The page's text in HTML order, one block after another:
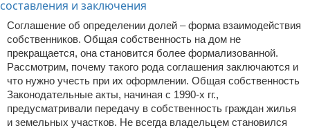
Соглашение об определении долей – форма взаимодействия
собственников. Общая собственность на дом не
прекращается, она становится более формализованной.
Рассмотрим, почему такого рода соглашения заключаются и
что нужно учесть при их оформлении. Общая собственность
Законодательные акты, начиная с 1990-х гг.,
предусматривали передачу в собственность граждан жилья
и земельных участков. Не всегда владельцем становился